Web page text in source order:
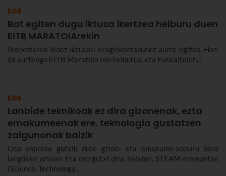
EGE
Bat egiten dugu iktusa ikertzea helburu duen
EITB MARATOIArekin
Ikerketaren bidez iktusari eraginkortasunez aurre egitea. Hori
da aurtengo EITB Maratoia ren helburua, eta Euskaltelen...
EGE
Lanbide teknikoak ez dira gizonenak, ezta
emakumeenak ere, teknologia gustatzen
zaigunonak baizik
Oso enpresa gutxik dute gizon- eta emakume-kopuru bera
langileen artean. Eta oso gutxi dira, halaber, STEAM eremuetan
(Science, Technology...